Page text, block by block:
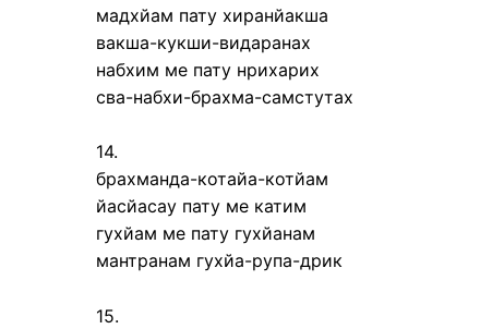
мадхйам пату хиранйакша
вакша-кукши-видаранах
набхим ме пату нрихарих
сва-набхи-брахма-самстутах
14.
брахманда-котайа-котйам
йасйасау пату ме катим
гухйам ме пату гухйанам
мантранам гухйа-рупа-дрик
15.